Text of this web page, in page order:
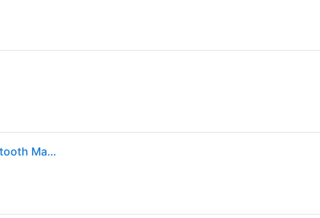
Hori NSW-234U accessoire de jeux vidéo Noir, Or Bluetooth Manette de jeu Analogique Nintendo Switch - Neuf